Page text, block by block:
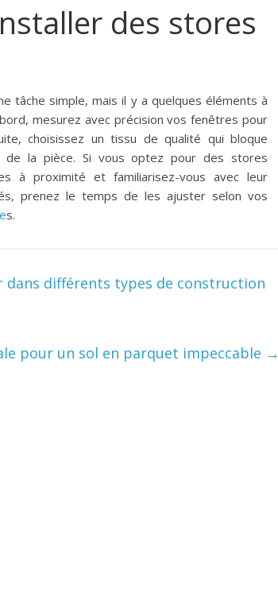
des stores
tâche simple, mais il y a quelques éléments à
mesurez avec précision vos fenêtres pour
choisissez un tissu de qualité qui bloque
de la pièce. Si vous optez pour des stores
à proximité et familiarisez-vous avec leur
prenez le temps de les ajuster selon vos
s.
dans différents types de construction
pour un sol en parquet impeccable →